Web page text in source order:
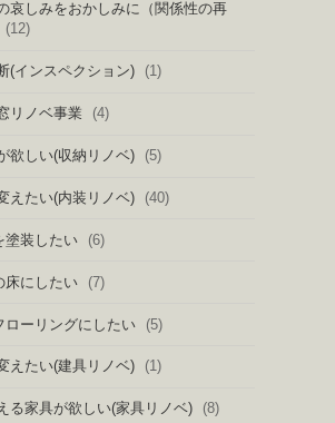
哀しみをおかしみに（関係性の再
(12)
(インスペクション) (1)
リノベ事業 (4)
欲しい(収納リノベ) (5)
えたい(内装リノベ) (40)
塗装したい (6)
床にしたい (7)
ローリングにしたい (5)
えたい(建具リノベ) (1)
る家具が欲しい(家具リノベ) (8)